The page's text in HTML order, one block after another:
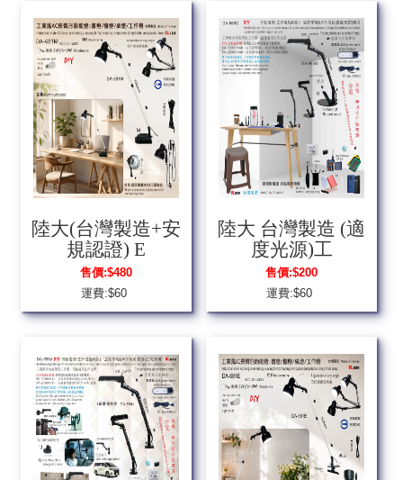
陸大(台灣製造+安
規認證) E
售價:$480
運費:$60
陸大 台灣製造 (適
度光源)工
售價:$200
運費:$60